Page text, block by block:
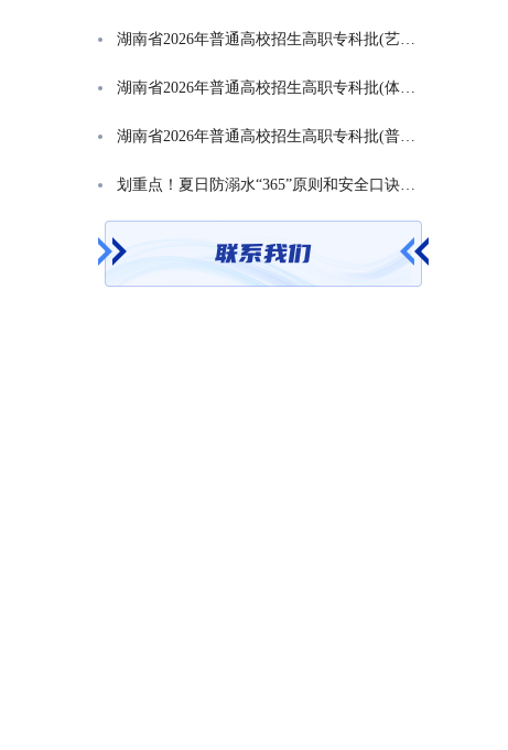
湖南省2026年普通高校招生高职专科批(艺术类)第一次投档分数线
湖南省2026年普通高校招生高职专科批(体育类)第一次投档分数线
湖南省2026年普通高校招生高职专科批(普通类)第一次投档分数线
划重点！夏日防溺水“365”原则和安全口诀一起学